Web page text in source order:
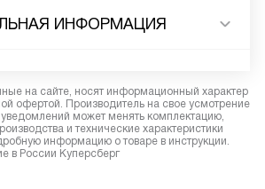
ИНФОРМАЦИЯ
на сайте, носят информационный характер
офертой. Производитель на свое усмотрение
может менять комплектацию,
и технические характеристики
информацию о товаре в инструкции.
в России Куперсберг